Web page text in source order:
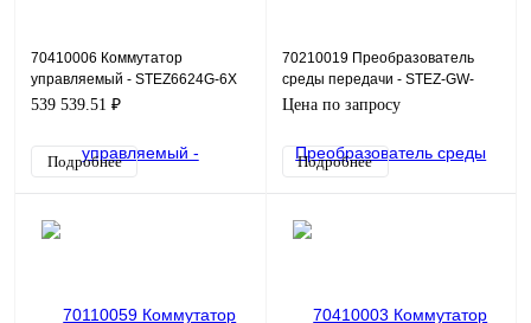
70410006 Коммутатор
управляемый - STEZ6624G-6X
539 539.51 ₽
Подробнее
70210019 Преобразователь
среды передачи - STEZ-GW-
SFX-485/232
Цена по запросу
Подробнее